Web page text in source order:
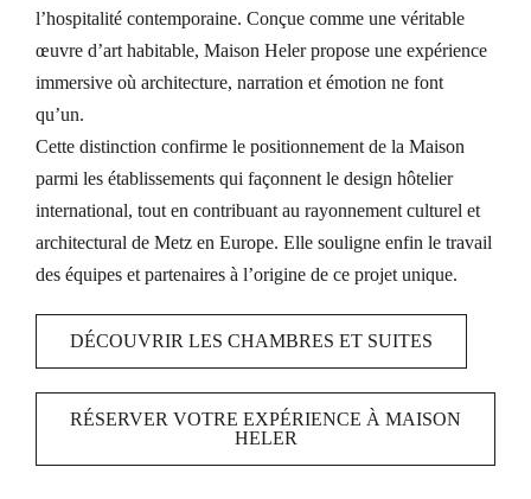
l’hospitalité contemporaine. Conçue comme une véritable
œuvre d’art habitable, Maison Heler propose une expérience
immersive où architecture, narration et émotion ne font
qu’un.
Cette distinction confirme le positionnement de la Maison
parmi les établissements qui façonnent le design hôtelier
international, tout en contribuant au rayonnement culturel et
architectural de Metz en Europe. Elle souligne enfin le travail
des équipes et partenaires à l’origine de ce projet unique.
DÉCOUVRIR LES CHAMBRES ET SUITES
RÉSERVER VOTRE EXPÉRIENCE À MAISON
HELER